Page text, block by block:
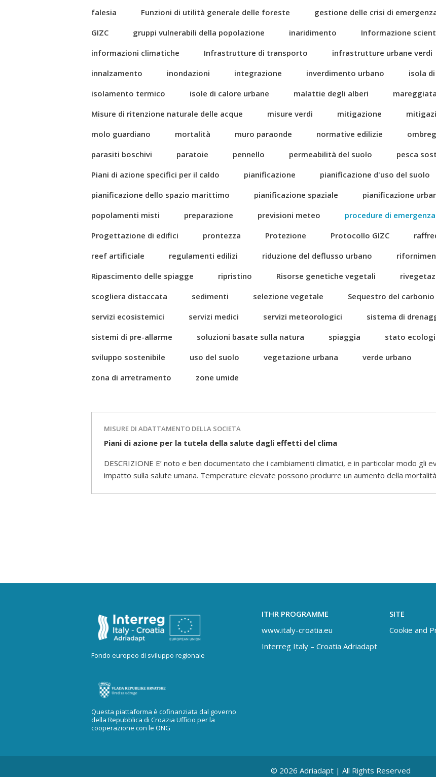
falesia
Funzioni di utilità generale delle foreste gestione delle crisi di
GIZC
gruppi vulnerabili della popolazione inaridimento
Informazione
informazioni climatiche
Infrastrutture di transporto infrastrutture urbane verdi
innalzamento
inondazioni integrazione inverdimento urbano
isola
isolamento termico
isole di calore urbane malattie degli alberi
mareggiata
Misure di ritenzione naturale delle acque
misure verdi mitigazione
molo guardiano
mortalità muro paraonde normative edilizie
parasiti boschivi
paratoie pennello permeabilità del suolo
pesca
Piani di azione specifici per il caldo
pianificazione
pianificazione d'uso del suolo
pianificazione dello spazio marittimo
pianificazione spaziale pianificazione
popolamenti misti
preparazione previsioni meteo procedure di emergenza
Progettazione di edifici
prontezza Protezione Protocollo GIZC
reef artificiale
regulamenti edilizi riduzione del deflusso urbano
Ripascimento delle spiagge
ripristino Risorse genetiche vegetali
scogliera distaccata
sedimenti selezione vegetale Sequestro del carbonio
servizi ecosistemici
servizi medici servizi meteorologici sistema di
sistemi di pre-allarme
soluzioni basate sulla natura spiaggia stato
sviluppo sostenibile
uso del suolo vegetazione urbana verde urbano
zona di arretramento
zone umide
MISURE DI ADATTAMENTO DELLA SOCIETA
Piani di azione per la tutela della salute dagli effetti del clima
DESCRIZIONE E’ noto e ben documentato che i cambiamenti climatici, e in particolar modo gli
impatto sulla salute umana. Temperature elevate possono produrre un aumento della
Fondo europeo di sviluppo regionale
Questa piattaforma è cofinanziata dal governo
della Repubblica di Croazia Ufficio per la
cooperazione con le ONG
ITHR PROGRAMME
www.italy-croatia.eu
Interreg Italy – Croatia Adriadapt
SITE
Cookie and
© 2026 Adriadapt | All Rights Reserved